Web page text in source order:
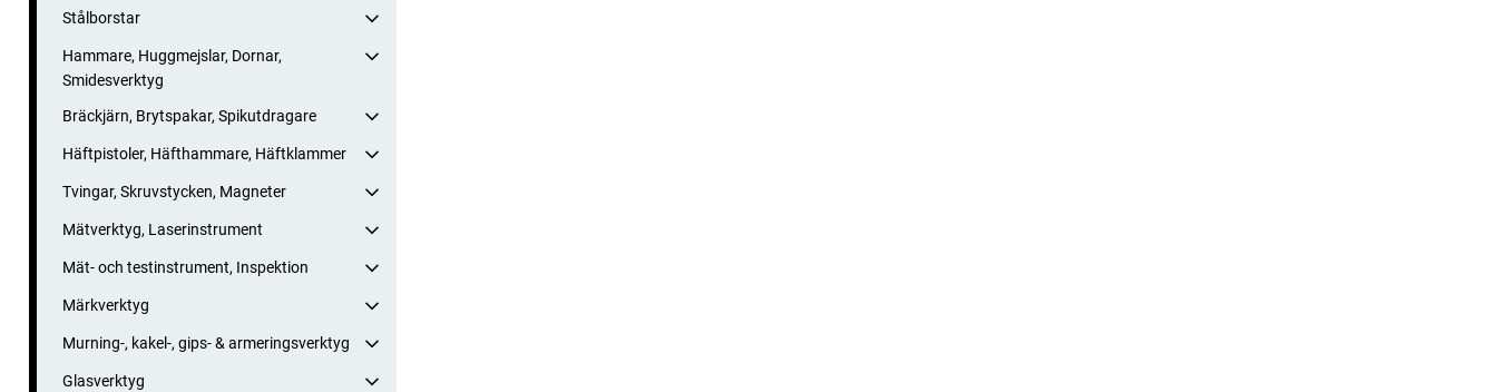
Stålborstar
Hammare, Huggmejslar, Dornar,
Smidesverktyg
Bräckjärn, Brytspakar, Spikutdragare
Häftpistoler, Häfthammare, Häftklammer
Tvingar, Skruvstycken, Magneter
Mätverktyg, Laserinstrument
Mät- och testinstrument, Inspektion
Märkverktyg
Murning-, kakel-, gips- & armeringsverktyg
Glasverktyg